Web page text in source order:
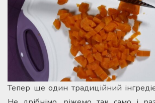
Тепер ще один традиційний